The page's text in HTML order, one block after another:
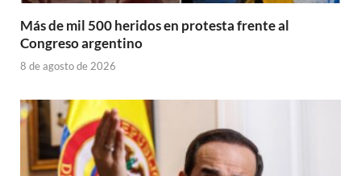
Más de mil 500 heridos en protesta frente al
Congreso argentino
8 de agosto de 2026